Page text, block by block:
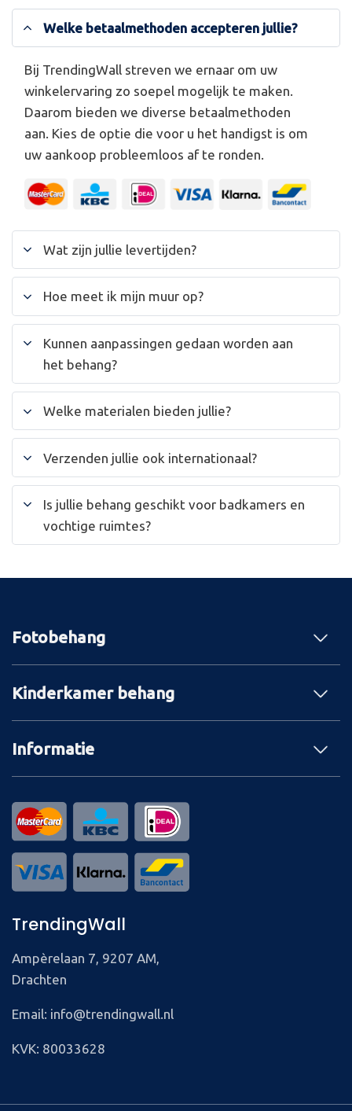
Welke betaalmethoden accepteren jullie?
Bij TrendingWall streven we ernaar om uw
winkelervaring zo soepel mogelijk te maken.
Daarom bieden we diverse betaalmethoden
aan. Kies de optie die voor u het handigst is om
uw aankoop probleemloos af te ronden.
Wat zijn jullie levertijden?
Hoe meet ik mijn muur op?
Kunnen aanpassingen gedaan worden aan
het behang?
Welke materialen bieden jullie?
Verzenden jullie ook internationaal?
Is jullie behang geschikt voor badkamers en
vochtige ruimtes?
Fotobehang
Kinderkamer behang
Informatie
TrendingWall
Ampèrelaan 7, 9207 AM,
Drachten
Email: info@trendingwall.nl
KVK: 80033628